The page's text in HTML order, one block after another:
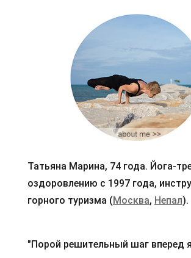
Татьяна Марина, 74 года. Йога-
оздоровлению с 1997 года,
горного туризма (Москва, Непал).
"Порой решительный шаг вперед